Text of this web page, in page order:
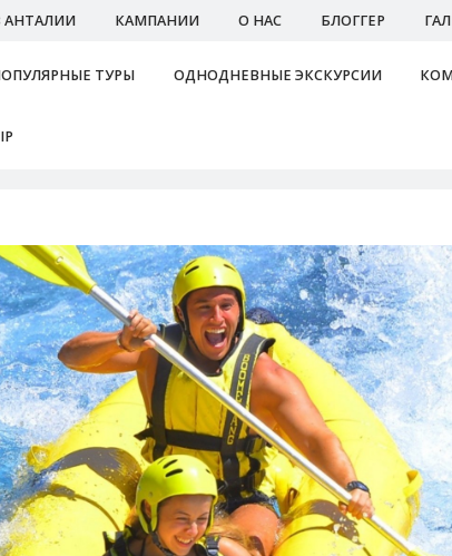
АНТАЛИИ КАМПАНИИ О НАС БЛОГГЕР
ТУРЫ ОДНОДНЕВНЫЕ ЭКСКУРСИИ